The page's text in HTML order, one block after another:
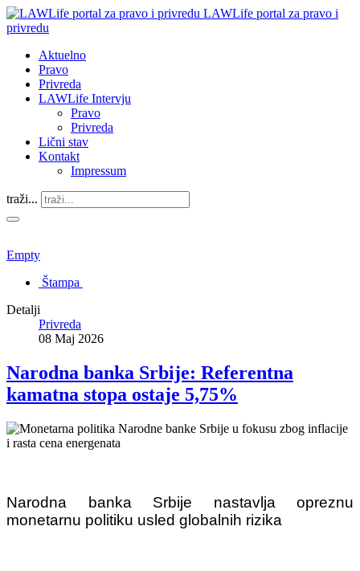
LAWLife portal za pravo i
privredu
Aktuelno
Pravo
Privreda
LAWLife Intervju
Pravo
Privreda
Lični stav
Kontakt
Impressum
traži...
Empty
Štampa
Detalji
Privreda
08 Maj 2026
Narodna banka Srbije: Referentna
kamatna stopa ostaje 5,75%
Narodna banka Srbije nastavlja opreznu
monetarnu politiku usled globalnih rizika